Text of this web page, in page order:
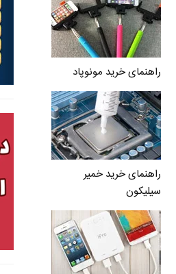
راهنمای خرید مونوپاد
راهنمای خرید خمیر
سیلیکون